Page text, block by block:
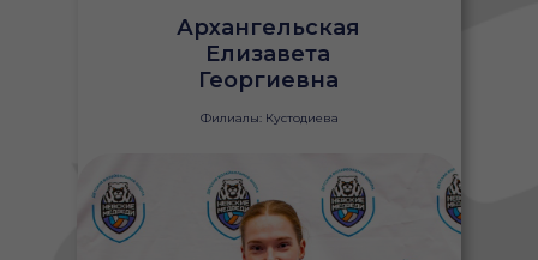
Архангельская
Елизавета
Георгиевна
Филиалы: Кустодиева